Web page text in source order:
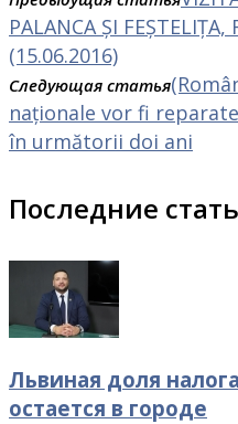
PALANCA ȘI
(15.06.2016)
Следующая статья
naționale vor fi
în următorii doi ani
Последние
Львиная доля
остается в городе